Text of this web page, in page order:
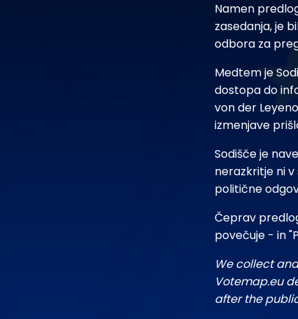
Namen
zasedanja, je
odbora za
Medtem je
dostopa do
von der
izmenjave
Sodišče je
nerazkritje ni
politične
Čeprav
povečuje - in
We collect
Votemap.eu
after the